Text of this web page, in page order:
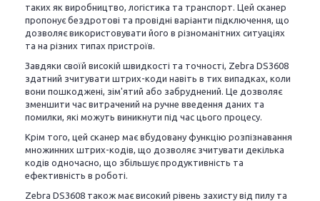
таких як виробництво, логістика та транспорт. Цей сканер
пропонує бездротові та провідні варіанти підключення, що
дозволяє використовувати його в різноманітних ситуаціях
та на різних типах пристроїв.
Завдяки своїй високій швидкості та точності, Zebra DS3608
здатний зчитувати штрих-коди навіть в тих випадках, коли
вони пошкоджені, зім'ятий або забруднений. Це дозволяє
зменшити час витрачений на ручне введення даних та
помилки, які можуть виникнути під час цього процесу.
Крім того, цей сканер має вбудовану функцію розпізнавання
множинних штрих-кодів, що дозволяє зчитувати декілька
кодів одночасно, що збільшує продуктивність та
ефективність в роботі.
Zebra DS3608 також має високий рівень захисту від пилу та